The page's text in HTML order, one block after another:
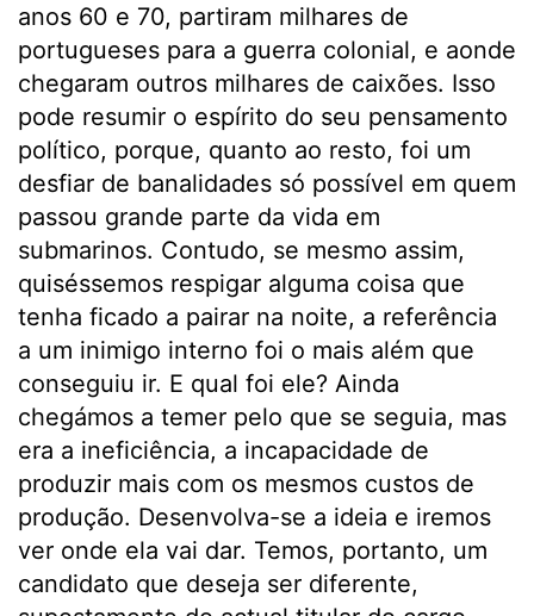
anos 60 e 70, partiram milhares de
portugueses para a guerra colonial, e aonde
chegaram outros milhares de caixões. Isso
pode resumir o espírito do seu pensamento
político, porque, quanto ao resto, foi um
desfiar de banalidades só possível em quem
passou grande parte da vida em
submarinos. Contudo, se mesmo assim,
quiséssemos respigar alguma coisa que
tenha ficado a pairar na noite, a referência
a um inimigo interno foi o mais além que
conseguiu ir. E qual foi ele? Ainda
chegámos a temer pelo que se seguia, mas
era a ineficiência, a incapacidade de
produzir mais com os mesmos custos de
produção. Desenvolva-se a ideia e iremos
ver onde ela vai dar. Temos, portanto, um
candidato que deseja ser diferente,